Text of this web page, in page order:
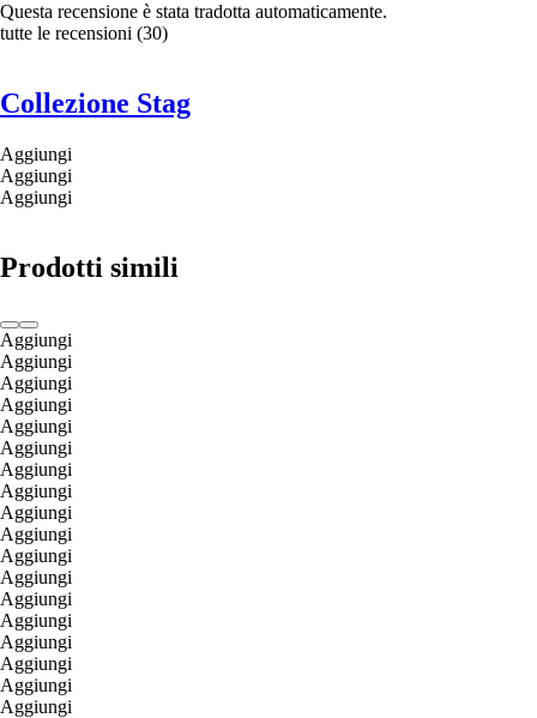
Questa recensione è stata tradotta automaticamente.
tutte le recensioni (30)
Collezione Stag
Aggiungi
Aggiungi
Aggiungi
Prodotti simili
Aggiungi
Aggiungi
Aggiungi
Aggiungi
Aggiungi
Aggiungi
Aggiungi
Aggiungi
Aggiungi
Aggiungi
Aggiungi
Aggiungi
Aggiungi
Aggiungi
Aggiungi
Aggiungi
Aggiungi
Aggiungi